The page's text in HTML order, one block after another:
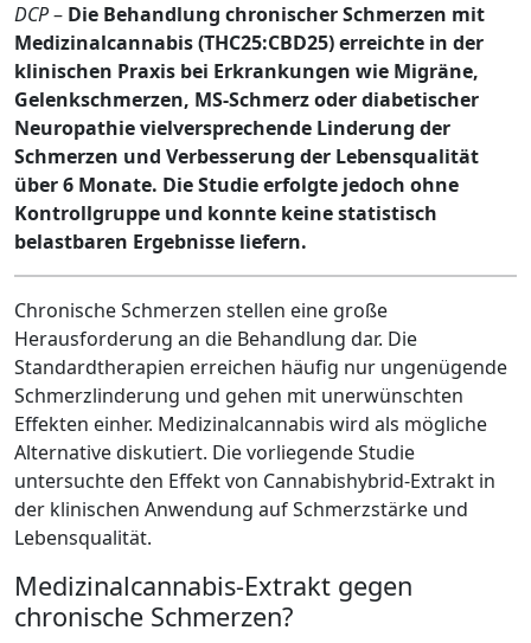
DCP– Die Behandlung chronischer Schmerzen mit
Medizinalcannabis (THC25:CBD25) erreichte in der
klinischen Praxis bei Erkrankungen wie Migräne,
Gelenkschmerzen, MS-Schmerz oder diabetischer
Neuropathie vielversprechende Linderung der
Schmerzen und Verbesserung der Lebensqualität
über 6 Monate. Die Studie erfolgte jedoch ohne
Kontrollgruppe und konnte keine statistisch
belastbaren Ergebnisse liefern.
Chronische Schmerzen stellen eine große
Herausforderung an die Behandlung dar. Die
Standardtherapien erreichen häufig nur ungenügende
Schmerzlinderung und gehen mit unerwünschten
Effekten einher. Medizinalcannabis wird als mögliche
Alternative diskutiert. Die vorliegende Studie
untersuchte den Effekt von Cannabishybrid-Extrakt in
der klinischen Anwendung auf Schmerzstärke und
Lebensqualität.
Medizinalcannabis-Extrakt gegen
chronische Schmerzen?